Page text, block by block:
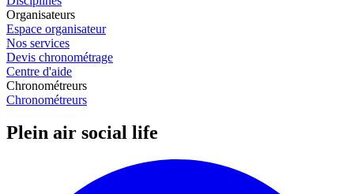
Organisateurs
Espace organisateur
Nos services
Devis chronométrage
Centre d'aide
Chronométreurs
Chronométreurs
Plein air social life